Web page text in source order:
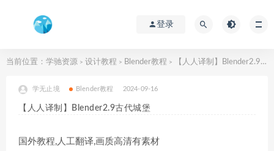
登录
当前位置： 学驰资源 > 设计教程 > Blender教程 > 【人人译制】Blender2.9古代城堡
学无止境 Blender教程 2024-09-16
【人人译制】Blender2.9古代城堡
国外教程,人工翻译,画质高清有素材